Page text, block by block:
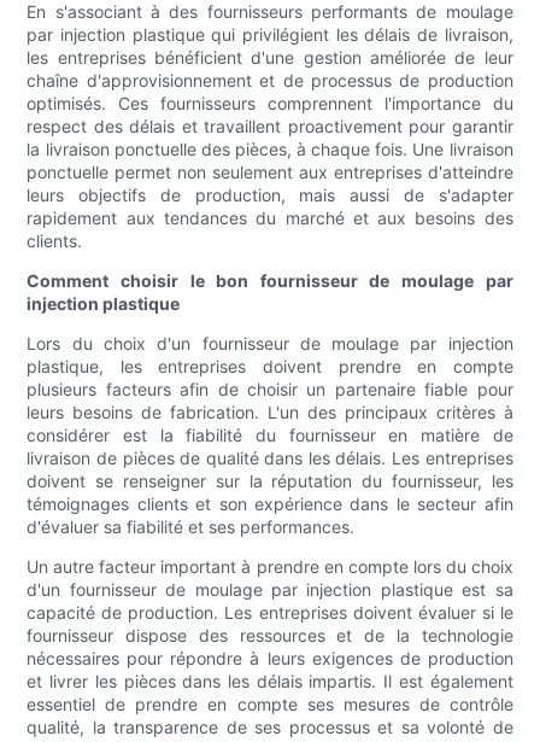
En s'associant à des fournisseurs performants de moulage
par injection plastique qui privilégient les délais de livraison,
les entreprises bénéficient d'une gestion améliorée de leur
chaîne d'approvisionnement et de processus de production
optimisés. Ces fournisseurs comprennent l'importance du
respect des délais et travaillent proactivement pour garantir
la livraison ponctuelle des pièces, à chaque fois. Une livraison
ponctuelle permet non seulement aux entreprises d'atteindre
leurs objectifs de production, mais aussi de s'adapter
rapidement aux tendances du marché et aux besoins des
clients.
Comment choisir le bon fournisseur de moulage par
injection plastique
Lors du choix d'un fournisseur de moulage par injection
plastique, les entreprises doivent prendre en compte
plusieurs facteurs afin de choisir un partenaire fiable pour
leurs besoins de fabrication. L'un des principaux critères à
considérer est la fiabilité du fournisseur en matière de
livraison de pièces de qualité dans les délais. Les entreprises
doivent se renseigner sur la réputation du fournisseur, les
témoignages clients et son expérience dans le secteur afin
d'évaluer sa fiabilité et ses performances.
Un autre facteur important à prendre en compte lors du choix
d'un fournisseur de moulage par injection plastique est sa
capacité de production. Les entreprises doivent évaluer si le
fournisseur dispose des ressources et de la technologie
nécessaires pour répondre à leurs exigences de production
et livrer les pièces dans les délais impartis. Il est également
essentiel de prendre en compte ses mesures de contrôle
qualité, la transparence de ses processus et sa volonté de